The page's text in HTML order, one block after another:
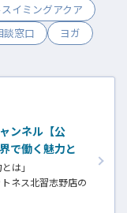
イミングアクア
談窓口
ヨガ
ンネル【公
で働く魅力と
は」
ネス北習志野店の